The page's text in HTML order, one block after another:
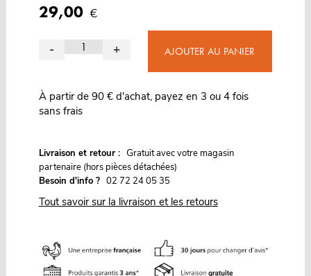
29,00 €
- + AJOUTER AU PANIER
À partir de 90 € d'achat, payez en 3 ou 4 fois
sans frais
Livraison et retour : Gratuit avec votre magasin
partenaire (hors pièces détachées)
Besoin d'info ? 02 72 24 05 35
Tout savoir sur la livraison et les retours